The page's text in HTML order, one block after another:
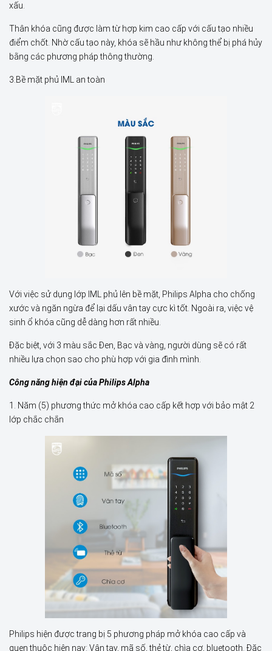
xấu.
Thân khóa cũng được làm từ hợp kim cao cấp với cấu tạo nhiều
điểm chốt. Nhờ cấu tạo này, khóa sẽ hầu như không thể bị phá hủy
bằng các phương pháp thông thường.
3.Bề mặt phủ IML an toàn
Với việc sử dụng lớp IML phủ lên bề mặt, Philips Alpha cho chống
xước và ngăn ngừa để lại dấu vân tay cực kì tốt. Ngoài ra, việc vệ
sinh ổ khóa cũng dễ dàng hơn rất nhiều.
Đặc biệt, với 3 màu sắc Đen, Bạc và vàng, người dùng sẽ có rất
nhiều lựa chọn sao cho phù hợp với gia đình mình.
Công năng hiện đại của Philips Alpha
1. Năm (5) phương thức mở khóa cao cấp kết hợp với bảo mật 2
lớp chắc chắn
Philips hiện được trang bị 5 phương pháp mở khóa cao cấp và
quen thuộc hiện nay: Vân tay, mã số, thẻ từ, chìa cơ, bluetooth. Đặc